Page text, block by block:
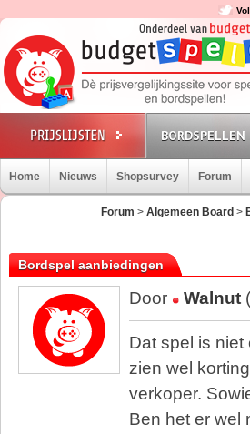
BORDSPELLEN
Home Nieuws Shopsurvey Forum
Forum >Algemeen Board >
Bordspel aanbiedingen
Door Walnut
Dat spel is
zien wel
verkoper.
Ben het er wel